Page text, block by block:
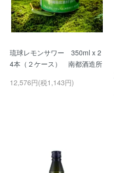
琉球レモンサワー 350ml x 2
4本（２ケース） 南都酒造所
12,576円(税1,143円)